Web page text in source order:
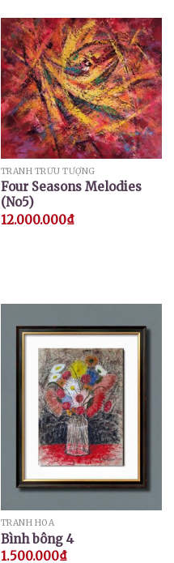
TRANH TRỪU TƯỢNG
Four Seasons Melodies
(No5)
12.000.000₫
TRANH HOA
Bình bông 4
1.500.000₫